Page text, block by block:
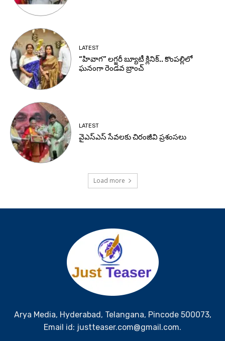
LATEST
“హివాగ” లగ్జరీ బ్యూటీ క్లినిక్.. కొంపల్లిలో
ఘనంగా రెండవ బ్రాంచ్
LATEST
వైఎస్ఎస్ సేవలకు చిరంజీవి ప్రశంసలు
Load more
Arya Media, Hyderabad, Telangana, Pincode 500073,
Email id: justteaser.com@gmail.com.